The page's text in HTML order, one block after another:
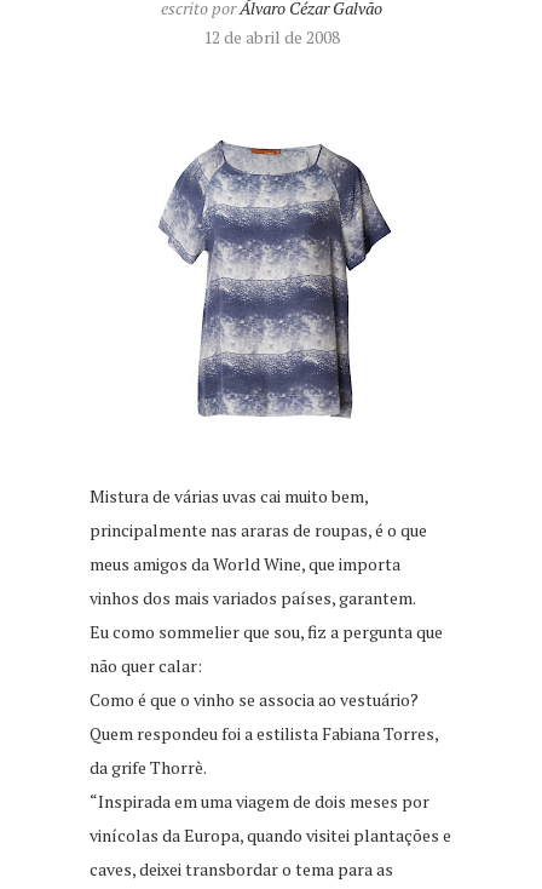
escrito porÁlvaro Cézar Galvão
12 de abril de 2008
Mistura de várias uvas cai muito bem,
principalmente nas araras de roupas, é o que
meus amigos da World Wine, que importa
vinhos dos mais variados países, garantem.
Eu como sommelier que sou, fiz a pergunta que
não quer calar:
Como é que o vinho se associa ao vestuário?
Quem respondeu foi a estilista Fabiana Torres,
da grife Thorrè.
“Inspirada em uma viagem de dois meses por
vinícolas da Europa, quando visitei plantações e
caves, deixei transbordar o tema para as